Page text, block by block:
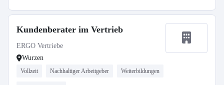
Kundenberater im Vertrieb
ERGO Vertriebe
Wurzen
Vollzeit Nachhaltiger Arbeitgeber Weiterbildungen